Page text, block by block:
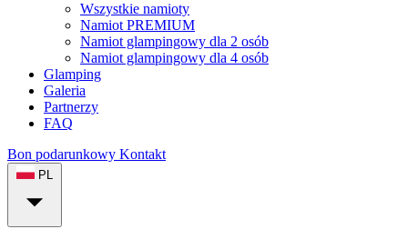
Wszystkie namioty
Namiot PREMIUM
Namiot glampingowy dla 2 osób
Namiot glampingowy dla 4 osób
Glamping
Galeria
Partnerzy
FAQ
Bon podarunkowy Kontakt